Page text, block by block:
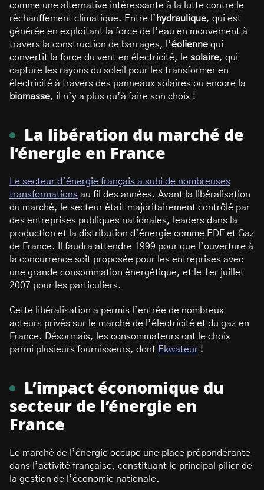
comme une alternative intéressante à la lutte contre le
réchauffement climatique. Entre l’ hydraulique, qui est
générée en exploitant la force de l’eau en mouvement à
travers la construction de barrages, l’éolienne qui
convertit la force du vent en électricité, le solaire, qui
capture les rayons du soleil pour les transformer en
électricité à travers des panneaux solaires ou encore la
biomasse, il n’y a plus qu’à faire son choix !
La libération du marché de
l’énergie en France
Le secteur d’énergie français a subi de nombreuses
transformations au fil des années. Avant la libéralisation
du marché, le secteur était majoritairement contrôlé par
des entreprises publiques nationales, leaders dans la
production et la distribution d’énergie comme EDF et Gaz
de France. Il faudra attendre 1999 pour que l’ouverture à
la concurrence soit proposée pour les entreprises avec
une grande consommation énergétique, et le 1er juillet
2007 pour les particuliers.
Cette libéralisation a permis l’entrée de nombreux
acteurs privés sur le marché de l’électricité et du gaz en
France. Désormais, les consommateurs ont le choix
parmi plusieurs fournisseurs, dont Ekwateur !
L’impact économique du
secteur de l’énergie en
France
Le marché de l’énergie occupe une place prépondérante
dans l’activité française, constituant le principal pilier de
la gestion de l’économie nationale.